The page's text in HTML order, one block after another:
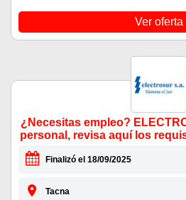
Ver oferta
¿Necesitas empleo?
personal, revisa aquí los
Finalizó el 18/09/2025
Tacna